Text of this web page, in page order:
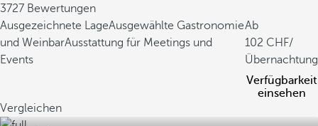
3727 Bewertungen
Ausgezeichnete LageAusgewählte Gastronomie
und WeinbarAusstattung für Meetings und
Events
Ab
102
/
Übernachtung
Verfügbarkeit
einsehen
Vergleichen